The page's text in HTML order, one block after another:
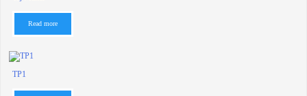
Read more
TP1